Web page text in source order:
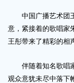
中国广播艺术团王
意，紧接着的歌唱家
王彤带来了精彩的相
伴随着知名歌唱家
观众意犹未尽中落下